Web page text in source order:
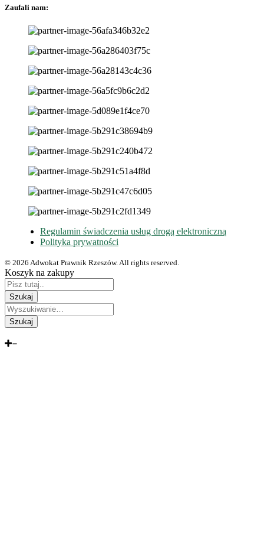
Zaufali nam:
Regulamin świadczenia usług drogą elektroniczną
Polityka prywatności
© 2026 Adwokat Prawnik Rzeszów. All rights reserved.
Koszyk na zakupy